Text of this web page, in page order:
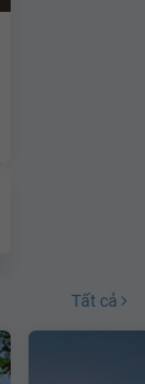
Tất cả